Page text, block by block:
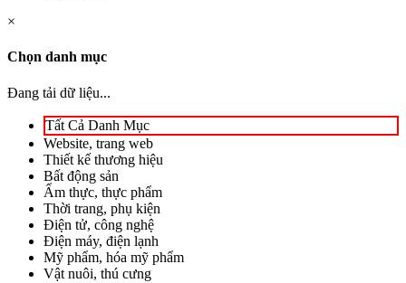
×
Chọn danh mục
Đang tải dữ liệu...
Tất Cả Danh Mục
Website, trang web
Thiết kế thương hiệu
Bất động sản
Ẩm thực, thực phẩm
Thời trang, phụ kiện
Điện tử, công nghệ
Điện máy, điện lạnh
Mỹ phẩm, hóa mỹ phẩm
Vật nuôi, thú cưng